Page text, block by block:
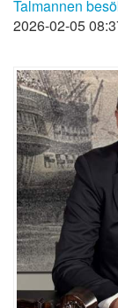
Talmannen
2026-02-05